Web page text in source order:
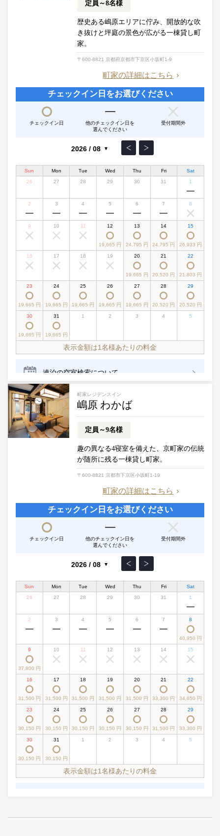
定員～8名様
歴史ある嶋原エリアに佇み、開放的な吹
き抜けと坪庭の景色が広がる一棟貸し町
家。
〒600-8821 京都府京都市下京区小坂町1-9
町家の詳細はこちら
町家レジデンスイン
嶋原 わかば
定員～9名様
趣の異なる4寝室を備えた、京町家の伝統
が随所に残る一棟貸し町家。
〒600-8821 京都市下京区小坂町1-19
町家の詳細はこちら